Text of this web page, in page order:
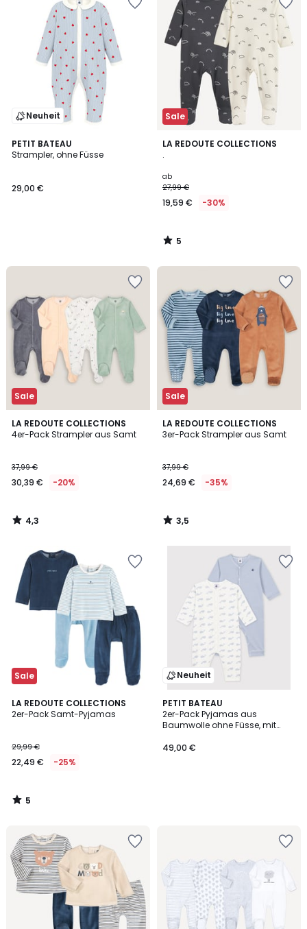
Neuheit
PETIT BATEAU
Strampler, ohne Füsse
29,00 €
Sale
LA REDOUTE COLLECTIONS
.
ab
27,99 €
19,59 € -30%
5
5
/
Sale
LA REDOUTE COLLECTIONS
4er-Pack Strampler aus Samt
37,99 €
30,39 € -20%
4,3
/ 5
4,3
/
Sale
LA REDOUTE COLLECTIONS
3er-Pack Strampler aus Samt
37,99 €
24,69 € -35%
3,5
/ 5
3,5
/
Sale
LA REDOUTE COLLECTIONS
2er-Pack Samt-Pyjamas
29,99 €
22,49 € -25%
5
/
5
/
Neuheit
PETIT BATEAU
2er-Pack Pyjamas aus
Baumwolle ohne Füsse, mit
49,00 €